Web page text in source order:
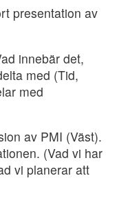
presentation av
innebär det,
med (Tid,
med
av PMI (Väst).
(Vad vi har
vi planerar att